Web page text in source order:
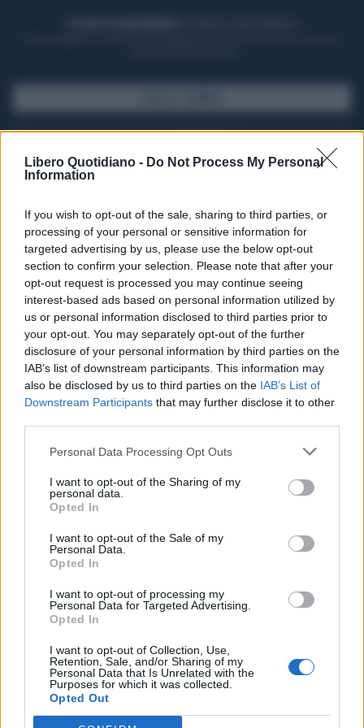
Libero Quotidiano - Do Not Process My Personal
Information
If you wish to opt-out of the sale, sharing to third parties, or
processing of your personal or sensitive information for
targeted advertising by us, please use the below opt-out
section to confirm your selection. Please note that after your
opt-out request is processed you may continue seeing
interest-based ads based on personal information utilized by
us or personal information disclosed to third parties prior to
your opt-out. You may separately opt-out of the further
disclosure of your personal information by third parties on the
IAB’s list of downstream participants. This information may
also be disclosed by us to third parties on the IAB’s List of
Downstream Participants that may further disclose it to other
Personal Data Processing Opt Outs
I want to opt-out of the Sharing of my
personal data.
Opted In
I want to opt-out of the Sale of my
Personal Data.
Opted In
I want to opt-out of processing my
Personal Data for Targeted Advertising.
Opted In
I want to opt-out of Collection, Use,
Retention, Sale, and/or Sharing of my
Personal Data that Is Unrelated with the
Purposes for which it was collected.
Opted Out
Seguici su Google Discover
Segui Libero Quotidiano su Google Discover
Scegli Libero Quotidiano come fonte preferita
SPETTACOLI
SCIENZA E TECH
Libero ShoppingContattiPubblicitàCookie policy
Condizioni generali